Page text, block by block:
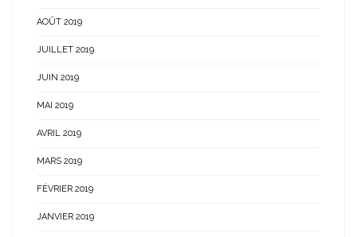
AOÛT 2019
JUILLET 2019
JUIN 2019
MAI 2019
AVRIL 2019
MARS 2019
FÉVRIER 2019
JANVIER 2019